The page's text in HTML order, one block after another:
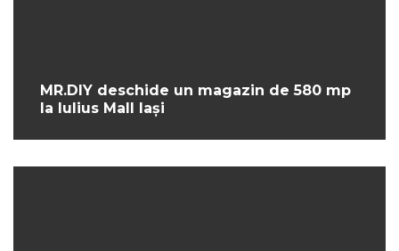
MR.DIY deschide un magazin de 580 mp
la Iulius Mall Iași